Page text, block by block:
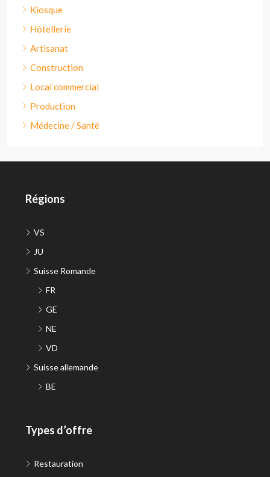
Kiosque
Hôtellerie
Artisanat
Construction
Local commercial
Production
Médecine / Santé
Régions
VS
JU
Suisse Romande
FR
GE
NE
VD
Suisse allemande
BE
Types d’offre
Restauration